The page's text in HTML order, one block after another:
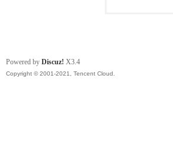
Powered by Discuz! X3.4
Copyright © 2001-2021, Tencent Cloud.